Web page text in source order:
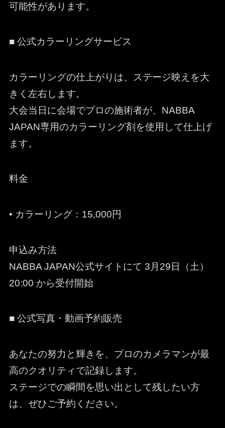
可能性があります。
■ 公式カラーリングサービス
カラーリングの仕上がりは、ステージ映えを大
きく左右します。
大会当日に会場でプロの施術者が、NABBA
JAPAN専用のカラーリング剤を使用して仕上げ
ます。
料金
• カラーリング：15,000円
申込み方法
NABBA JAPAN公式サイトにて 3月29日（土）
20:00 から受付開始
■ 公式写真・動画予約販売
あなたの努力と輝きを、プロのカメラマンが最
高のクオリティで記録します。
ステージでの瞬間を思い出として残したい方
は、ぜひご予約ください。